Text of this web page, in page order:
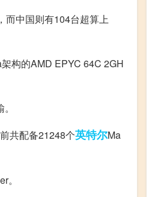
而中国则有104台超算上
构的AMD EPYC 64C 2GH
共配备21248个英特尔Ma